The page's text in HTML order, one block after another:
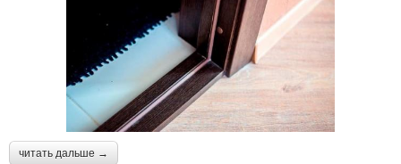
читать дальше →